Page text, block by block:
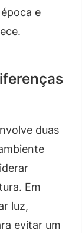
e
duas
Em
luz,
evitar um